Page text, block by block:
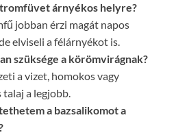
árnyékos helyre?
jobban érzi magát napos
elviseli a félárnyékot is.
szüksége a körömvirágnak?
a vizet, homokos vagy
talaj a legjobb.
a bazsalikomot a